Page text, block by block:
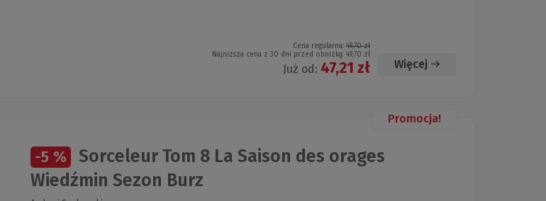
Cena regularna: 49,70 zł
Najniższa cena z 30 dni przed obniżką: 49,70 zł
Już od: 47,21 zł Więcej
Promocja!
-5 %
Sorceleur Tom 8 La Saison des orages
Wiedźmin Sezon Burz